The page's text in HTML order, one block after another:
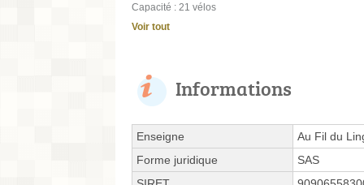
Capacité : 21 vélos
Voir tout
Informations
Enseigne
Au Fil du
Forme juridique
SAS